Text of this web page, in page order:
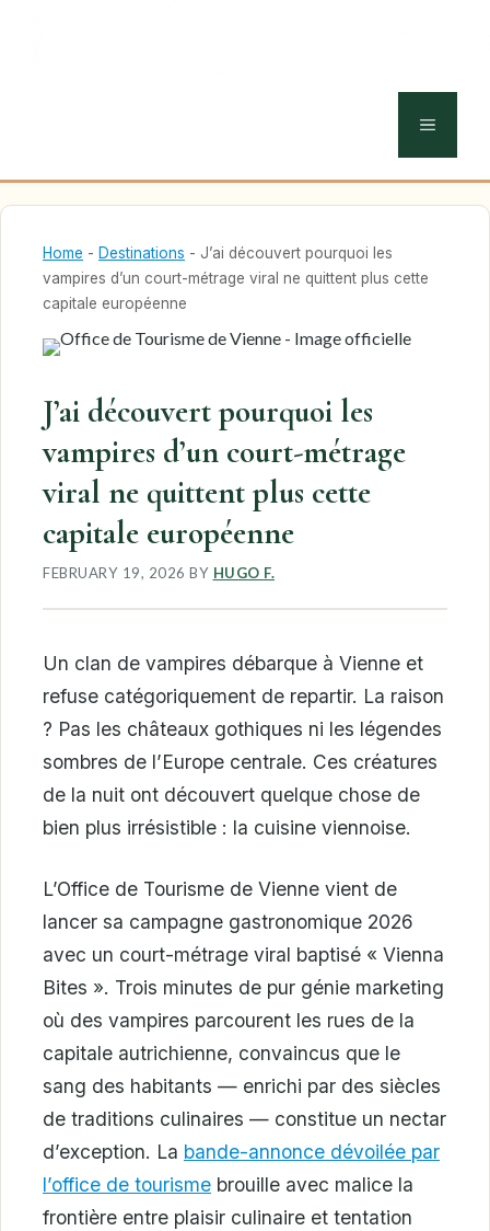
MENU
Home - Destinations - J’ai découvert pourquoi les
vampires d’un court-métrage viral ne quittent plus cette
capitale européenne
J’ai découvert pourquoi les
vampires d’un court-métrage
viral ne quittent plus cette
capitale européenne
FEBRUARY 19, 2026 BY HUGO F.
Un clan de vampires débarque à Vienne et
refuse catégoriquement de repartir. La raison
? Pas les châteaux gothiques ni les légendes
sombres de l’Europe centrale. Ces créatures
de la nuit ont découvert quelque chose de
bien plus irrésistible : la cuisine viennoise.
L’Office de Tourisme de Vienne vient de
lancer sa campagne gastronomique 2026
avec un court-métrage viral baptisé « Vienna
Bites ». Trois minutes de pur génie marketing
où des vampires parcourent les rues de la
capitale autrichienne, convaincus que le
sang des habitants — enrichi par des siècles
de traditions culinaires — constitue un nectar
d’exception. La bande-annonce dévoilée par
l’office de tourisme brouille avec malice la
frontière entre plaisir culinaire et tentation